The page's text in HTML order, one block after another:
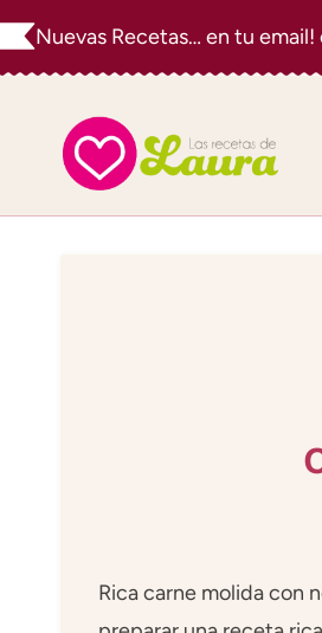
Saltar
al
Nuevas Recetas… en tu email!
Rica carne molida con